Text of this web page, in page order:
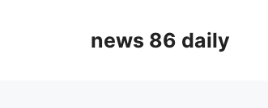
news 86 daily